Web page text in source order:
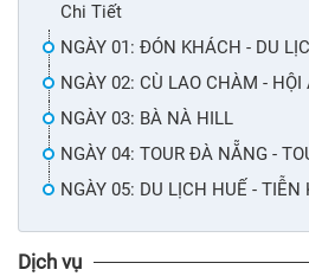
Chi Tiết
NGÀY 01: ĐÓN KHÁCH - DU
NGÀY 02: CÙ LAO CHÀM - HỘI
NGÀY 03: BÀ NÀ HILL
NGÀY 04: TOUR ĐÀ NẴNG -
NGÀY 05: DU LỊCH HUẾ - TIỄN
Dịch vụ